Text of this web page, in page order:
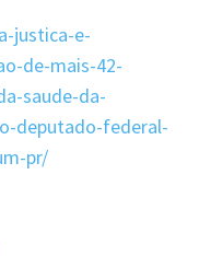
justica-e-
de-mais-42-
saude-da-
deputado-federal-
pr/